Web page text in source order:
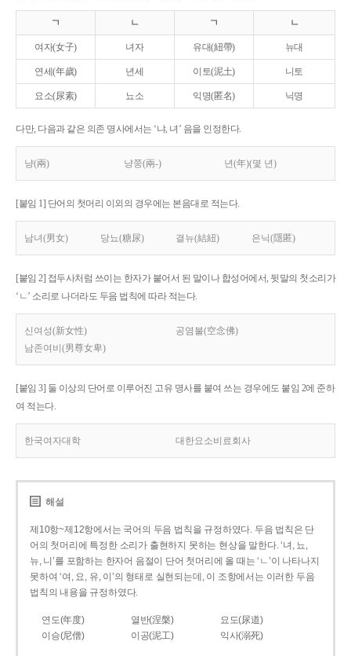
ㄱ ㄴ ㄱ ㄴ
여자(女子) 녀자 유대(紐帶) 뉴대
연세(年歲) 년세 이토(泥土) 니토
요소(尿素) 뇨소 익명(匿名) 닉명
다만, 다음과 같은 의존 명사에서는 ‘냐, 녀’ 음을 인정한다.
냥(兩) 냥쭝(兩-) 년(年)(몇 년)
[붙임 1] 단어의 첫머리 이외의 경우에는 본음대로 적는다.
남녀(男女) 당뇨(糖尿) 결뉴(結紐) 은닉(隱匿)
[붙임 2] 접두사처럼 쓰이는 한자가 붙어서 된 말이나 합성어에서, 뒷말의 첫소리가
‘ㄴ’ 소리로 나더라도 두음 법칙에 따라 적는다.
신여성(新女性)
공염불(空念佛)
남존여비(男尊女卑)
[붙임 3] 둘 이상의 단어로 이루어진 고유 명사를 붙여 쓰는 경우에도 붙임 2에 준하
여 적는다.
한국여자대학 대한요소비료회사
해설
제10항~제12항에서는 국어의 두음 법칙을 규정하였다. 두음 법칙은 단
어의 첫머리에 특정한 소리가 출현하지 못하는 현상을 말한다. ‘녀, 뇨,
뉴, 니’를 포함하는 한자어 음절이 단어 첫머리에 올 때는 ‘ㄴ’이 나타나지
못하여 ‘여, 요, 유, 이’의 형태로 실현되는데, 이 조항에서는 이러한 두음
법칙의 내용을 규정하였다.
연도(年度) 열반(涅槃)
요도(尿道)
이승(尼僧)
이공(泥工) 익사(溺死)